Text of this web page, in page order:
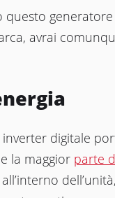
questo
avrai
digitale
la maggior parte